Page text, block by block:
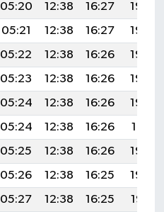
05:20 12:38 16:27
19:45
05:21 12:38 16:27
19:45
05:22 12:38 16:26
19:44
05:23 12:38 16:26
19:43
05:24 12:38 16:26
19:42
05:24 12:38 16:26
19:41
05:25 12:38 16:26
19:40
05:26 12:38 16:25
19:39
05:27 12:38 16:25
19:38